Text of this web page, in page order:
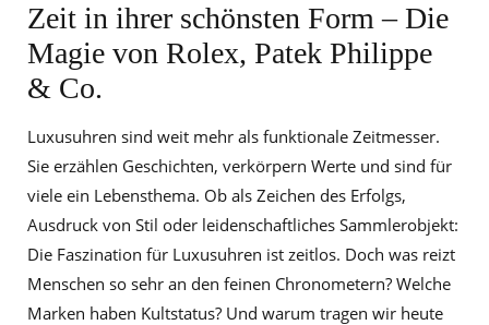
Zeit in ihrer schönsten Form – Die
Magie von Rolex, Patek Philippe
& Co.
Luxusuhren sind weit mehr als funktionale Zeitmesser.
Sie erzählen Geschichten, verkörpern Werte und sind für
viele ein Lebensthema. Ob als Zeichen des Erfolgs,
Ausdruck von Stil oder leidenschaftliches Sammlerobjekt:
Die Faszination für Luxusuhren ist zeitlos. Doch was reizt
Menschen so sehr an den feinen Chronometern? Welche
Marken haben Kultstatus? Und warum tragen wir heute